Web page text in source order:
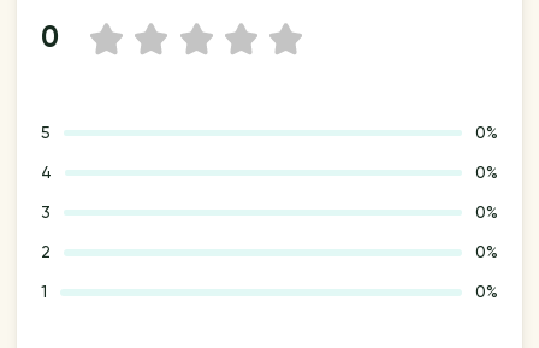
0 5
4
3
2
1
5 0%
4 0%
3 0%
2 0%
1 0%